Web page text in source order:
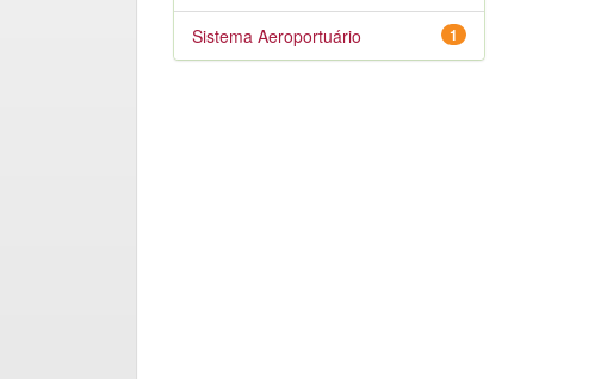
1
Sistema Aeroportuário